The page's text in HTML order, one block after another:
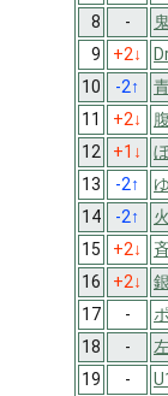
8
-
9
+2↓
10
-2↑
11
+2↓
12
+1 ↓
13
-2↑
14
-2↑
15
+2↓
16
+2↓
17
-
18
-
19
-